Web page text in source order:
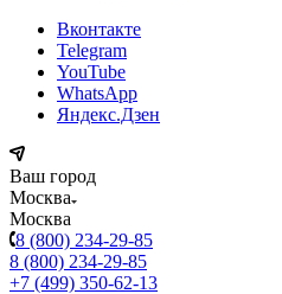
Вконтакте
Telegram
YouTube
WhatsApp
Яндекс.Дзен
Ваш город
Москва
Москва
8 (800) 234-29-85
8 (800) 234-29-85
+7 (499) 350-62-13